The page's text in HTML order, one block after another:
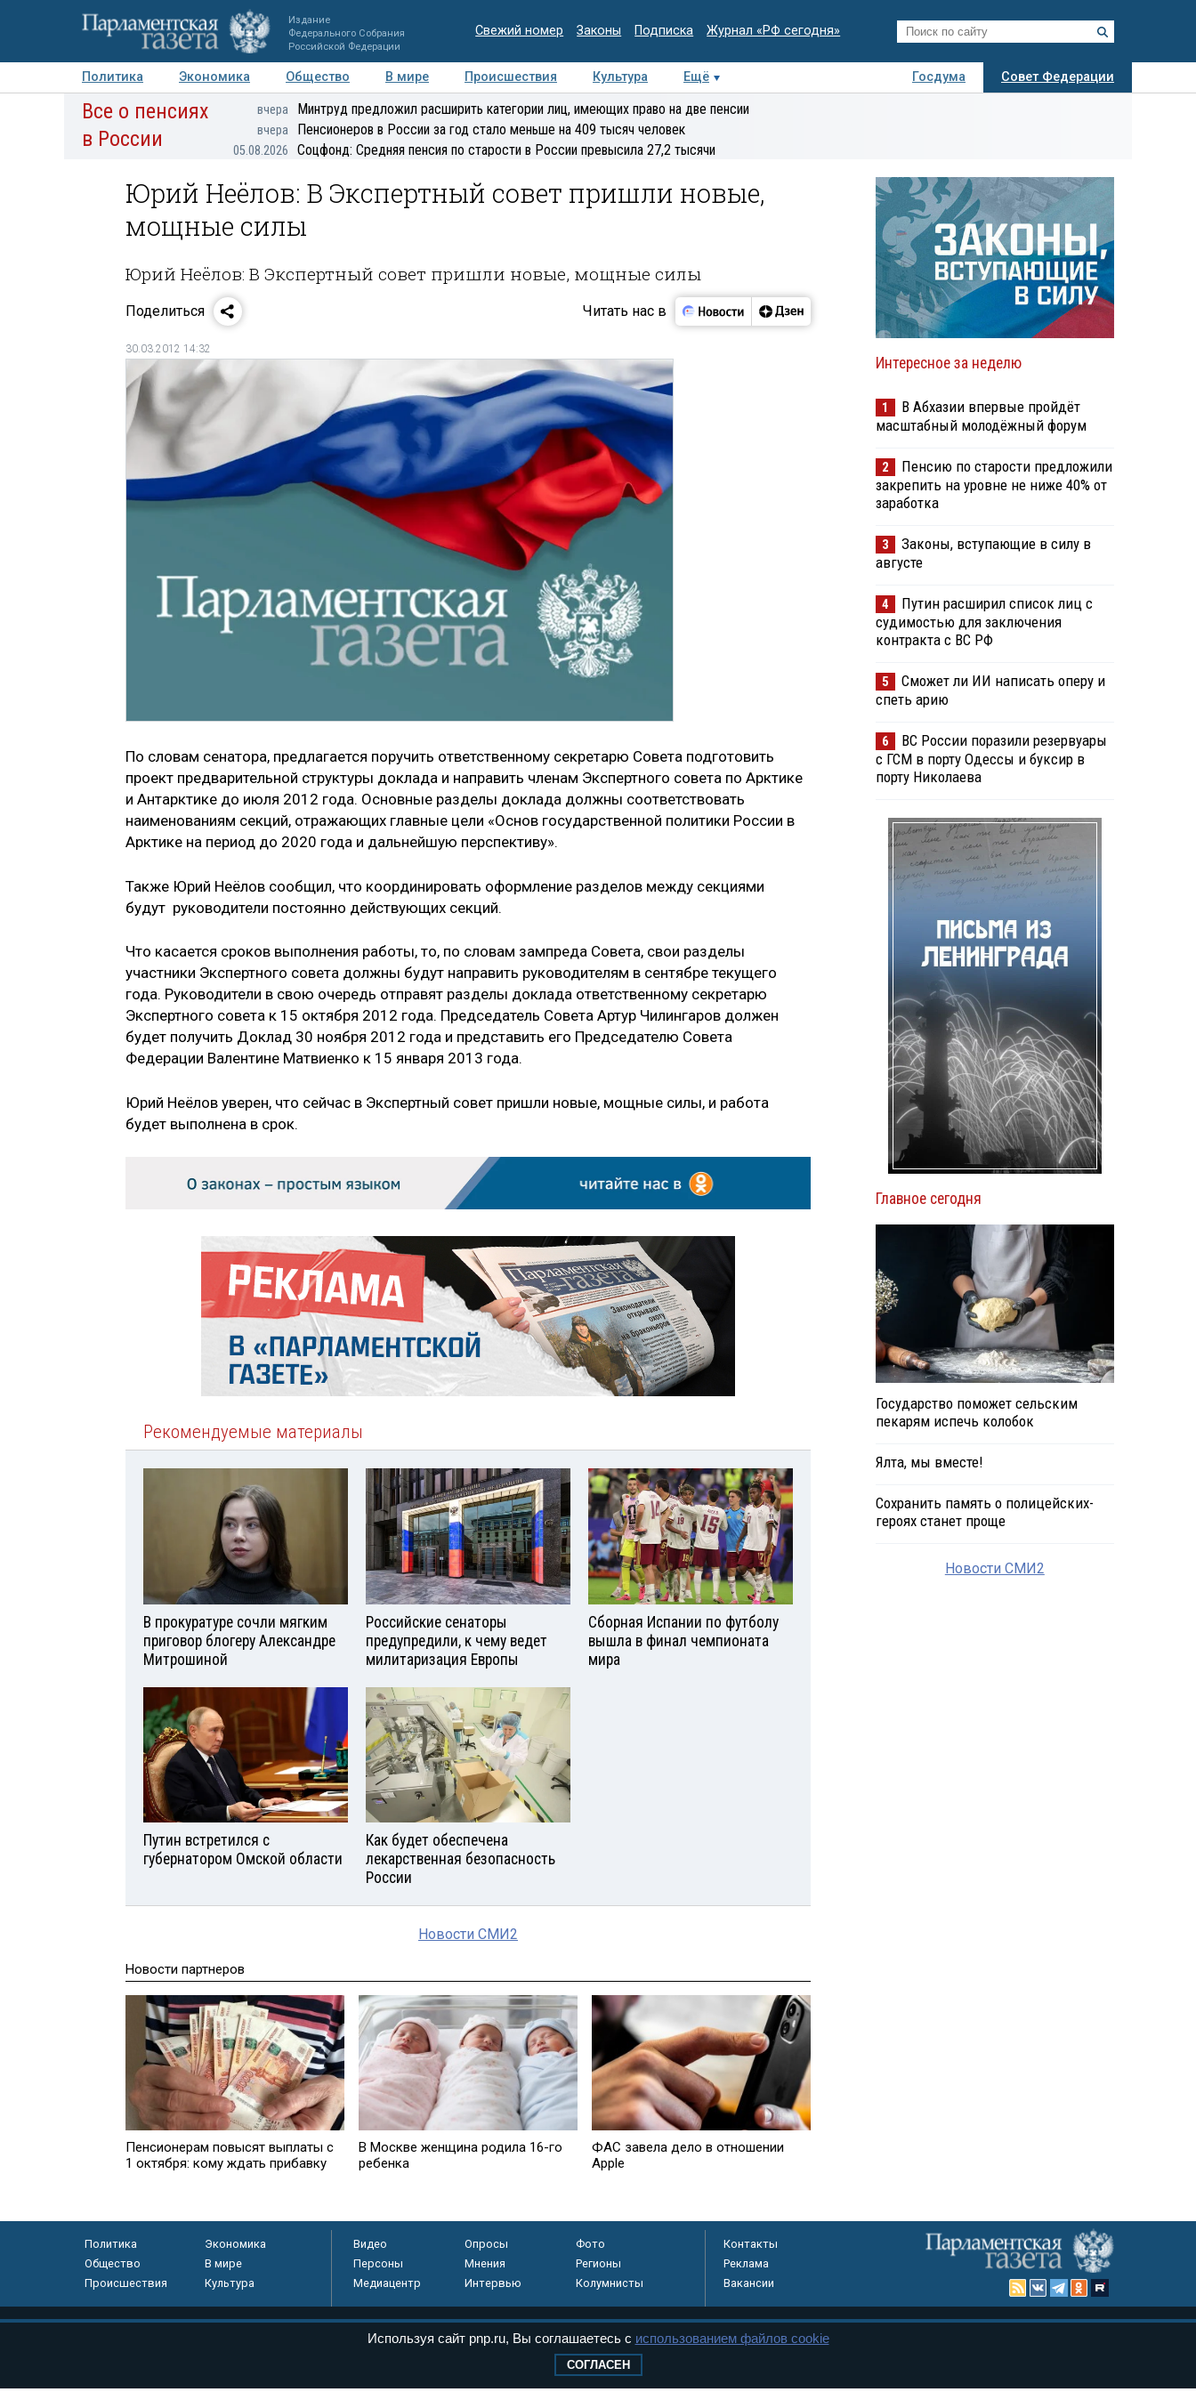
Издание
Федерального Собрания
Российской Федерации
Свежий номер Законы Подписка Журнал «РФ сегодня»
Политика Экономика Общество В мире Происшествия Культура Ещё Госдума
Совет Федерации
Авторы Персоны Мнения Регионы Медиацентр Интервью Колумнисты
Деловая
Все о пенсиях
в России
вчера Минтруд предложил расширить категории лиц, имеющих право на две пенсии
вчера Пенсионеров в России за год стало меньше на 409 тысяч человек
05.08.2026 Соцфонд: Средняя пенсия по старости в России превысила 27,2 тысячи
Юрий Неёлов: В Экспертный совет пришли новые,
мощные силы
Юрий Неёлов: В Экспертный совет пришли новые, мощные силы
Поделиться Читать нас в
30.03.2012 14:32
По словам сенатора, предлагается поручить ответственному секретарю Совета подготовить
проект предварительной структуры доклада и направить членам Экспертного совета по Арктике
и Антарктике до июля 2012 года. Основные разделы доклада должны соответствовать
наименованиям секций, отражающих главные цели «Основ государственной политики России в
Арктике на период до 2020 года и дальнейшую перспективу».
Также Юрий Неёлов сообщил, что координировать оформление разделов между секциями
будут руководители постоянно действующих секций.
Что касается сроков выполнения работы, то, по словам зампреда Совета, свои разделы
участники Экспертного совета должны будут направить руководителям в сентябре текущего
года. Руководители в свою очередь отправят разделы доклада ответственному секретарю
Экспертного совета к 15 октября 2012 года. Председатель Совета Артур Чилингаров должен
будет получить Доклад 30 ноября 2012 года и представить его Председателю Совета
Федерации Валентине Матвиенко к 15 января 2013 года.
Юрий Неёлов уверен, что сейчас в Экспертный совет пришли новые, мощные силы, и работа
будет выполнена в срок.
Рекомендуемые материалы
В прокуратуре сочли мягким
приговор блогеру Александре
Митрошиной
Российские сенаторы
предупредили, к чему ведет
милитаризация Европы
Сборная Испании по футболу
вышла в финал чемпионата
мира
Путин встретился с
губернатором Омской области
Как будет обеспечена
лекарственная безопасность
России
Новости СМИ2
Новости партнеров
Пенсионерам повысят выплаты с
1 октября: кому ждать прибавку
В Москве женщина родила 16-го
ребенка
ФАС завела дело в отношении
Apple
Интересное за неделю
1
В Абхазии впервые пройдёт
масштабный молодёжный форум
2
Пенсию по старости предложили
закрепить на уровне не ниже 40% от
заработка
3
Законы, вступающие в силу в
августе
4
Путин расширил список лиц с
судимостью для заключения
контракта с ВС РФ
5
Сможет ли ИИ написать оперу и
спеть арию
6
ВС России поразили резервуары
с ГСМ в порту Одессы и буксир в
порту Николаева
Главное сегодня
Государство поможет сельским
пекарям испечь колобок
Ялта, мы вместе!
Сохранить память о полицейских-
героях станет проще
Новости СМИ2
Политика
Экономика
Общество
В мире
Происшествия
Культура
Видео Опросы
Фото
Персоны
Мнения
Регионы
Медиацентр
Интервью Колумнисты
Контакты
Реклама
Вакансии
Используя сайт pnp.ru, Вы соглашаетесь с использованием файлов cookie
СОГЛАСЕН